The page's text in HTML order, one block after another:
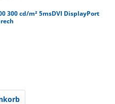
300 cd/m² 5msDVI DisplayPort